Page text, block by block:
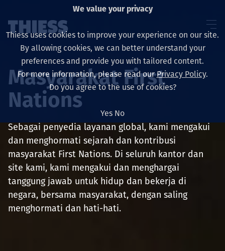
About us
Sustainability
Layanan
Masyarakat First
Nations
Sebagai penyedia layanan global, kami mengakui
dan menghormati sejarah dan kontribusi
masyarakat First Nations. Di seluruh kantor dan
site kami, kami mengakui dan menghargai
tanggung jawab untuk hidup dan bekerja di
negara, bersama masyarakat, dengan saling
menghormati dan hati-hati.
We value your privacy
Thiess uses cookies to improve your experience on our site.
By allowing cookies, we can better understand your
preferences and provide you with tailored content.
For more information, please read ourPrivacy Policy.
Do you agree to the use of cookies?
Yes No